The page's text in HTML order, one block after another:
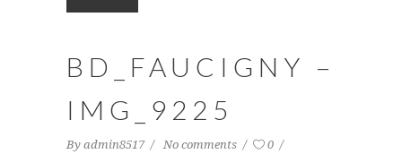
BD_FAUCIGNY –
IMG_9225
By admin8517 No comments 0